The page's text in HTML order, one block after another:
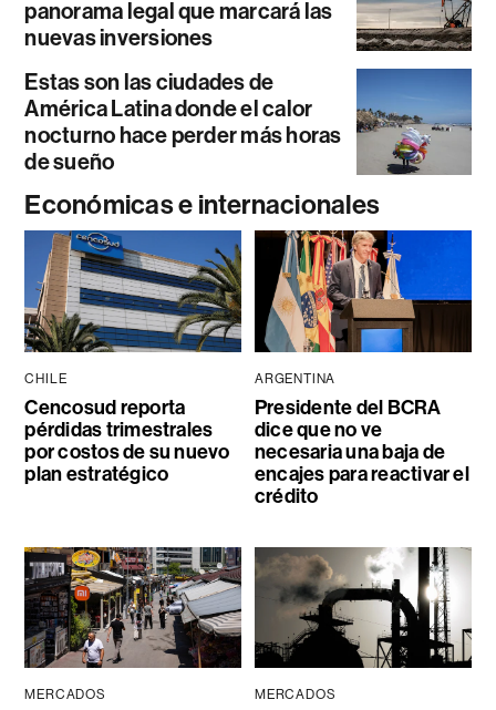
panorama legal que marcará las
nuevas inversiones
Estas son las ciudades de
América Latina donde el calor
nocturno hace perder más horas
de sueño
Económicas e internacionales
CHILE
Cencosud reporta
pérdidas trimestrales
por costos de su nuevo
plan estratégico
ARGENTINA
Presidente del BCRA
dice que no ve
necesaria una baja de
encajes para reactivar el
crédito
MERCADOS MERCADOS